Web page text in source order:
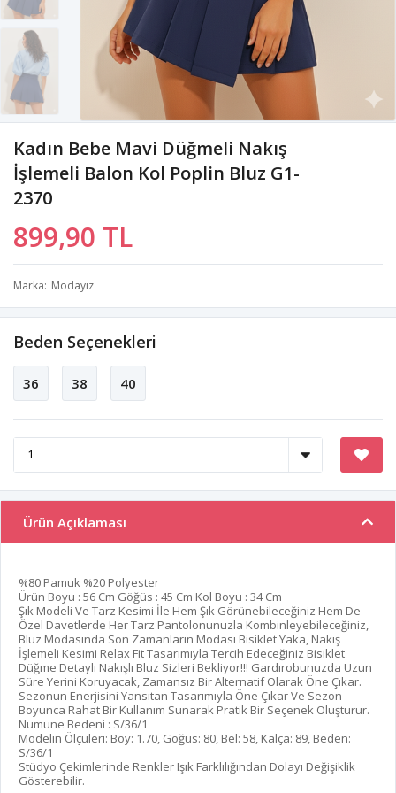
Kadın Bebe Mavi Düğmeli Nakış
İşlemeli Balon Kol Poplin Bluz G1-
2370
899,90 TL
Marka Modayız
Beden Seçenekleri
36 38 40
Ürün Açıklaması
%80 Pamuk %20 Polyester
Ürün Boyu : 56 Cm Göğüs : 45 Cm Kol Boyu : 34 Cm
Şık Modeli Ve Tarz Kesimi İle Hem Şık Görünebileceğiniz Hem De
Özel Davetlerde Her Tarz Pantolonunuzla Kombinleyebileceğiniz,
Bluz Modasında Son Zamanların Modası Bisiklet Yaka, Nakış
İşlemeli Kesimi Relax Fit Tasarımıyla Tercih Edeceğiniz Bisiklet
Düğme Detaylı Nakışlı Bluz Sizleri Bekliyor!!! Gardırobunuzda Uzun
Süre Yerini Koruyacak, Zamansız Bir Alternatif Olarak Öne Çıkar.
Sezonun Enerjisini Yansıtan Tasarımıyla Öne Çıkar Ve Sezon
Boyunca Rahat Bir Kullanım Sunarak Pratik Bir Seçenek Oluşturur.
Numune Bedeni : S/36/1
Modelin Ölçüleri: Boy: 1.70, Göğüs: 80, Bel: 58, Kalça: 89, Beden:
S/36/1
Stüdyo Çekimlerinde Renkler Işık Farklılığından Dolayı Değişiklik
Gösterebilir.